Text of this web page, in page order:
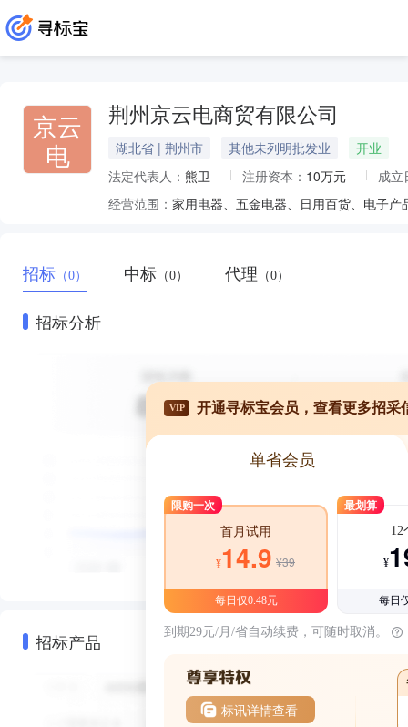
京云
电
荆州京云电商贸有限公司
湖北省 | 荆州市 其他未列明批发业
开业
法定代表人： 熊卫 注册资本： 10万元
成立
经营范围：
招标 （0） 中标 （0） 代理 （0）
招标分析
招标产品
VIP 开通寻标宝会员，查看更多招采
单省会员
限购一次
首月试用
¥14.9 ¥39
每日仅0.48元
最划算
12
¥
每日
到期29元/月/省自动续费，可随时取消。
标讯详情查看